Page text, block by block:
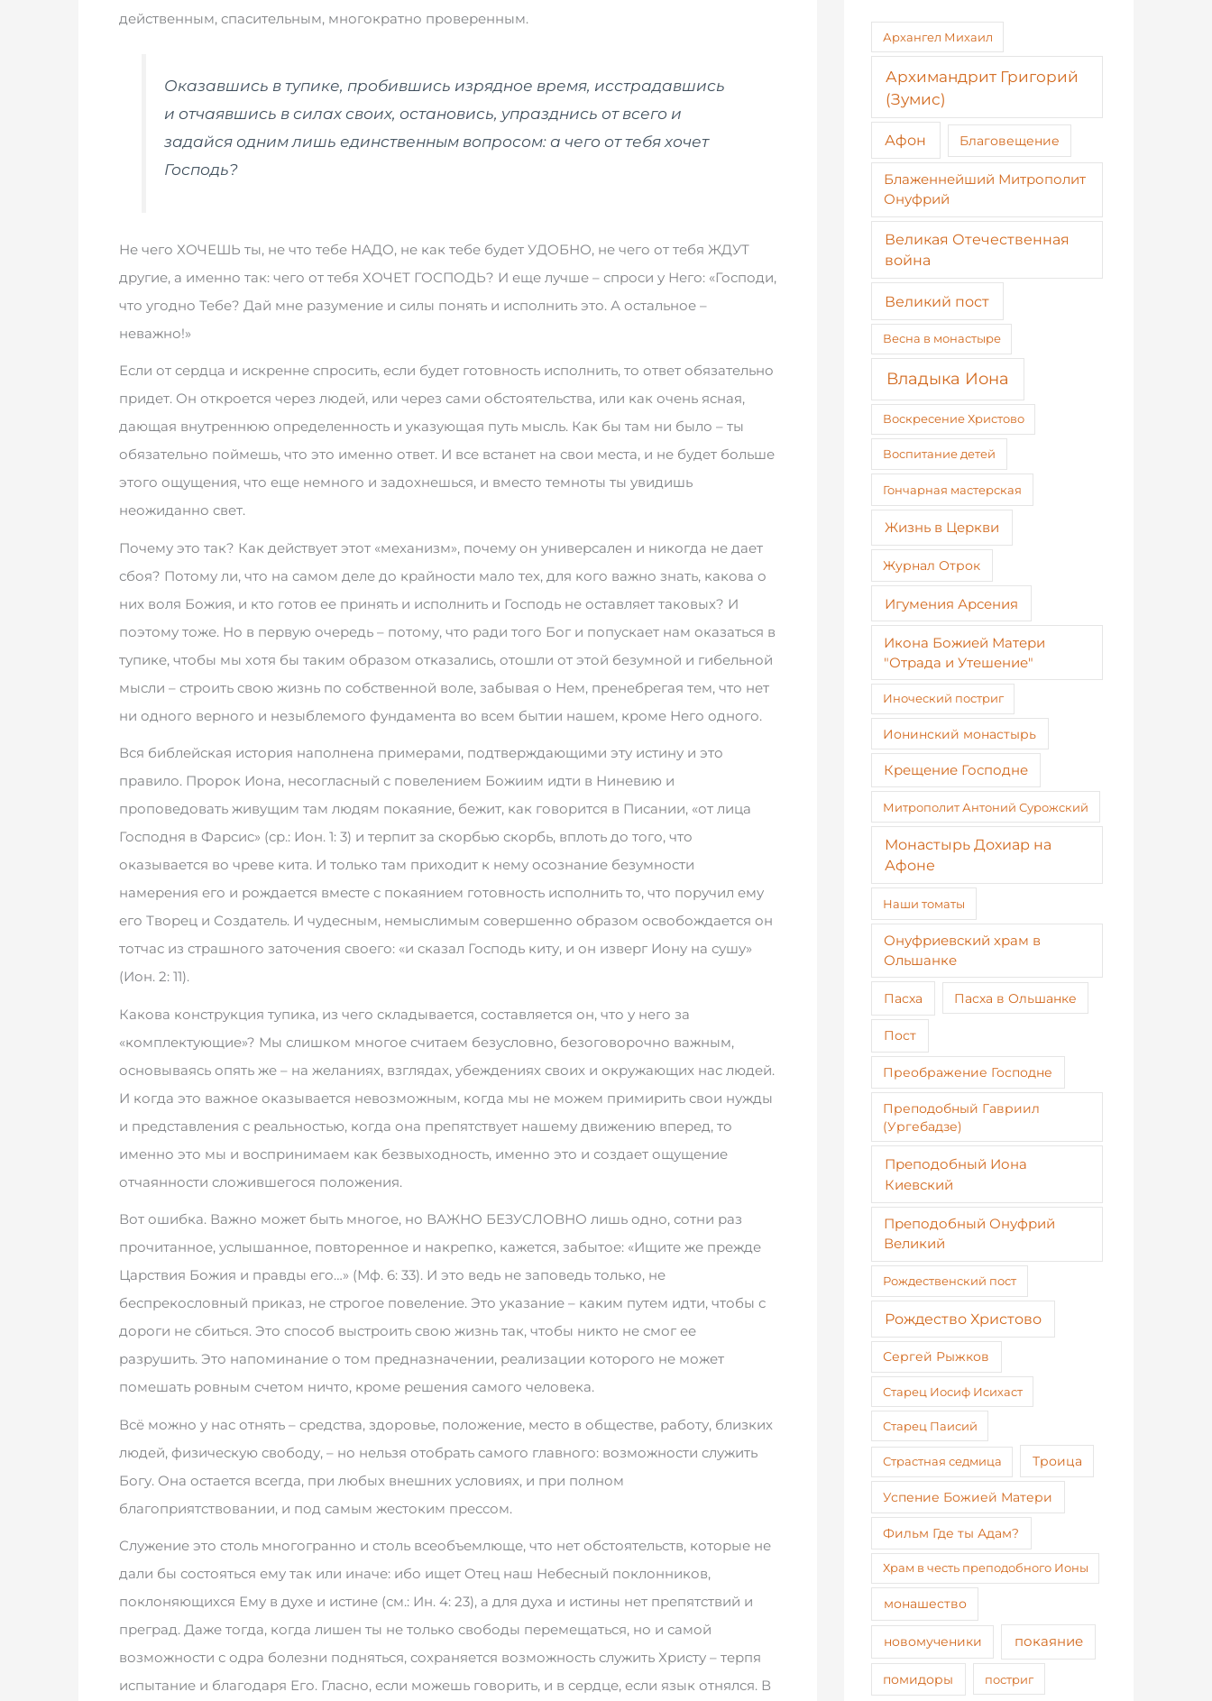
действенным, спасительным, многократно проверенным.
Оказавшись в тупике, пробившись изрядное время, исстрадавшись
и отчаявшись в силах своих, остановись, упразднись от всего и
задайся одним лишь единственным вопросом: а чего от тебя хочет
Господь?
Не чего ХОЧЕШЬ ты, не что тебе НАДО, не как тебе будет УДОБНО, не чего от тебя ЖДУТ
другие, а именно так: чего от тебя ХОЧЕТ ГОСПОДЬ? И еще лучше – спроси у Него: «Господи,
что угодно Тебе? Дай мне разумение и силы понять и исполнить это. А остальное –
неважно!»
Если от сердца и искренне спросить, если будет готовность исполнить, то ответ обязательно
придет. Он откроется через людей, или через сами обстоятельства, или как очень ясная,
дающая внутреннюю определенность и указующая путь мысль. Как бы там ни было – ты
обязательно поймешь, что это именно ответ. И все встанет на свои места, и не будет больше
этого ощущения, что еще немного и задохнешься, и вместо темноты ты увидишь
неожиданно свет.
Почему это так? Как действует этот «механизм», почему он универсален и никогда не дает
сбоя? Потому ли, что на самом деле до крайности мало тех, для кого важно знать, какова о
них воля Божия, и кто готов ее принять и исполнить и Господь не оставляет таковых? И
поэтому тоже. Но в первую очередь – потому, что ради того Бог и попускает нам оказаться в
тупике, чтобы мы хотя бы таким образом отказались, отошли от этой безумной и гибельной
мысли – строить свою жизнь по собственной воле, забывая о Нем, пренебрегая тем, что нет
ни одного верного и незыблемого фундамента во всем бытии нашем, кроме Него одного.
Вся библейская история наполнена примерами, подтверждающими эту истину и это
правило. Пророк Иона, несогласный с повелением Божиим идти в Ниневию и
проповедовать живущим там людям покаяние, бежит, как говорится в Писании, «от лица
Господня в Фарсис» (ср.: Ион. 1: 3) и терпит за скорбью скорбь, вплоть до того, что
оказывается во чреве кита. И только там приходит к нему осознание безумности
намерения его и рождается вместе с покаянием готовность исполнить то, что поручил ему
его Творец и Создатель. И чудесным, немыслимым совершенно образом освобождается он
тотчас из страшного заточения своего: «и сказал Господь киту, и он изверг Иону на сушу»
(Ион. 2: 11).
Какова конструкция тупика, из чего складывается, составляется он, что у него за
«комплектующие»? Мы слишком многое считаем безусловно, безоговорочно важным,
основываясь опять же – на желаниях, взглядах, убеждениях своих и окружающих нас людей.
И когда это важное оказывается невозможным, когда мы не можем примирить свои нужды
и представления с реальностью, когда она препятствует нашему движению вперед, то
именно это мы и воспринимаем как безвыходность, именно это и создает ощущение
отчаянности сложившегося положения.
Вот ошибка. Важно может быть многое, но ВАЖНО БЕЗУСЛОВНО лишь одно, сотни раз
прочитанное, услышанное, повторенное и накрепко, кажется, забытое: «Ищите же прежде
Царствия Божия и правды его…» (Мф. 6: 33). И это ведь не заповедь только, не
беспрекословный приказ, не строгое повеление. Это указание – каким путем идти, чтобы с
дороги не сбиться. Это способ выстроить свою жизнь так, чтобы никто не смог ее
разрушить. Это напоминание о том предназначении, реализации которого не может
помешать ровным счетом ничто, кроме решения самого человека.
Всё можно у нас отнять – средства, здоровье, положение, место в обществе, работу, близких
людей, физическую свободу, – но нельзя отобрать самого главного: возможности служить
Богу. Она остается всегда, при любых внешних условиях, и при полном
благоприятствовании, и под самым жестоким прессом.
Служение это столь многогранно и столь всеобъемлюще, что нет обстоятельств, которые не
дали бы состояться ему так или иначе: ибо ищет Отец наш Небесный поклонников,
поклоняющихся Ему в духе и истине (см.: Ин. 4: 23), а для духа и истины нет препятствий и
преград. Даже тогда, когда лишен ты не только свободы перемещаться, но и самой
возможности с одра болезни подняться, сохраняется возможность служить Христу – терпя
испытание и благодаря Его. Гласно, если можешь говорить, и в сердце, если язык отнялся. В
Архангел Михаил
Архимандрит Григорий
(Зумис)
Афон Благовещение
Блаженнейший Митрополит
Онуфрий
Великая Отечественная
война
Великий пост
Весна в монастыре
Владыка Иона
Воскресение Христово
Воспитание детей
Гончарная мастерская
Жизнь в Церкви
Журнал Отрок
Игумения Арсения
Икона Божией Матери
"Отрада и Утешение"
Иноческий постриг
Ионинский монастырь
Крещение Господне
Митрополит Антоний Сурожский
Монастырь Дохиар на
Афоне
Наши томаты
Онуфриевский храм в
Ольшанке
Пасха Пасха в Ольшанке
Пост
Преображение Господне
Преподобный Гавриил
(Ургебадзе)
Преподобный Иона
Киевский
Преподобный Онуфрий
Великий
Рождественский пост
Рождество Христово
Сергей Рыжков
Старец Иосиф Исихаст
Старец Паисий
Страстная седмица Троица
Успение Божией Матери
Фильм Где ты Адам?
Храм в честь преподобного Ионы
монашество
новомученики покаяние
помидоры постриг